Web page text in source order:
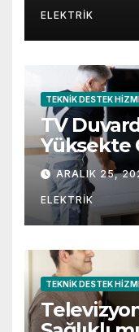
ELEKTRIK
TEKNIK DESTEK
TV
Yüksekte
ARALIK 25,
ELEKTRIK
TEKNIK DESTEK